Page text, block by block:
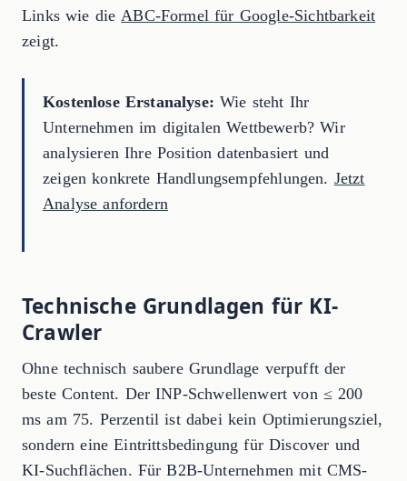
Links wie die ABC-Formel für Google-Sichtbarkeit
zeigt.
Kostenlose Erstanalyse: Wie steht Ihr
Unternehmen im digitalen Wettbewerb? Wir
analysieren Ihre Position datenbasiert und
zeigen konkrete Handlungsempfehlungen. Jetzt
Analyse anfordern
Technische Grundlagen für KI-
Crawler
Ohne technisch saubere Grundlage verpufft der
beste Content. Der INP-Schwellenwert von ≤ 200
ms am 75. Perzentil ist dabei kein Optimierungsziel,
sondern eine Eintrittsbedingung für Discover und
KI-Suchflächen. Für B2B-Unternehmen mit CMS-